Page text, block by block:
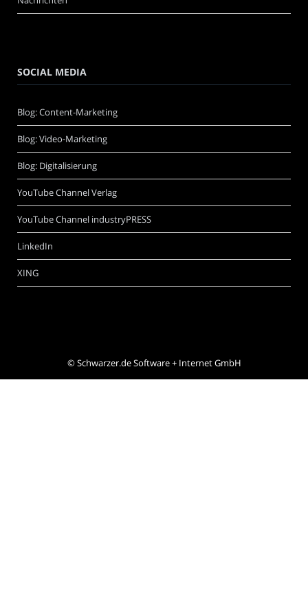
SOCIAL MEDIA
Blog: Content-Marketing
Blog: Video-Marketing
Blog: Digitalisierung
YouTube Channel Verlag
YouTube Channel industryPRESS
LinkedIn
XING
©Schwarzer.de Software + Internet GmbH